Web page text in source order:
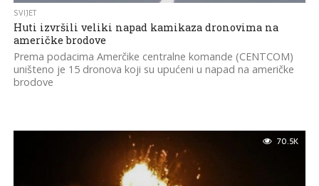
SVIJET
Huti izvršili veliki napad kamikaza dronovima na
američke brodove
Prema podacima Amerčike centralne komande (CENTCOM)
uništeno je 15 dronova koji su upućeni u napad na američke
brodove
70.5K